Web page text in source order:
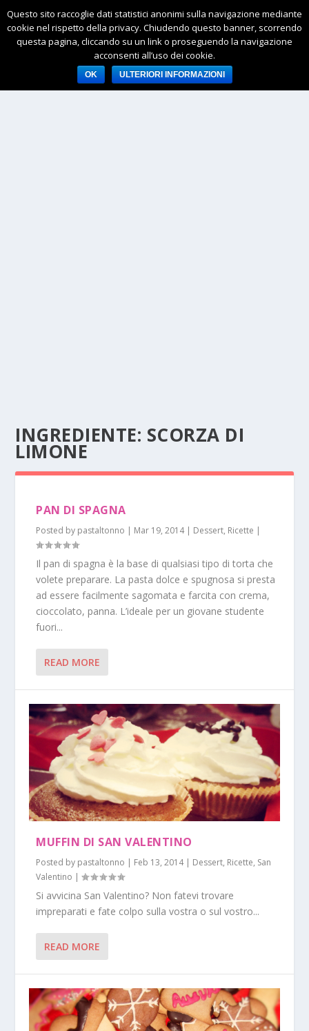
INGREDIENTE: SCORZA DI
LIMONE
PAN DI SPAGNA
Posted by pastaltonno | Mar 19, 2014| Dessert, Ricette |
Il pan di spagna è la base di qualsiasi tipo di torta che
volete preparare. La pasta dolce e spugnosa si presta
ad essere facilmente sagomata e farcita con crema,
cioccolato, panna. L’ideale per un giovane studente
fuori...
READ MORE
MUFFIN DI SAN VALENTINO
Posted by pastaltonno | Feb 13, 2014| Dessert, Ricette, San
Valentino |
Si avvicina San Valentino? Non fatevi trovare
impreparati e fate colpo sulla vostra o sul vostro...
READ MORE
Questo sito raccoglie dati statistici anonimi sulla navigazione mediante
cookie nel rispetto della privacy. Chiudendo questo banner, scorrendo
questa pagina, cliccando su un link o proseguendo la navigazione
acconsenti all’uso dei cookie.
OK ULTERIORI INFORMAZIONI